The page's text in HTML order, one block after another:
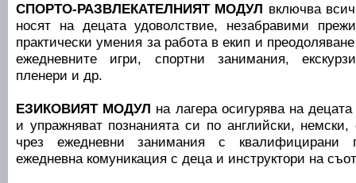
СПОРТО-РАЗВЛЕКАТЕЛНИЯТ МОДУЛ включва
носят на децата удоволствие, незабравими
практически умения за работа в екип и
ежедневните игри, спортни занимания,
пленери и др.
ЕЗИКОВИЯТ МОДУЛ на лагера осигурява на
и упражняват познанията си по английски,
чрез ежедневни занимания с квалифицирани
ежедневна комуникация с деца и инструктори на